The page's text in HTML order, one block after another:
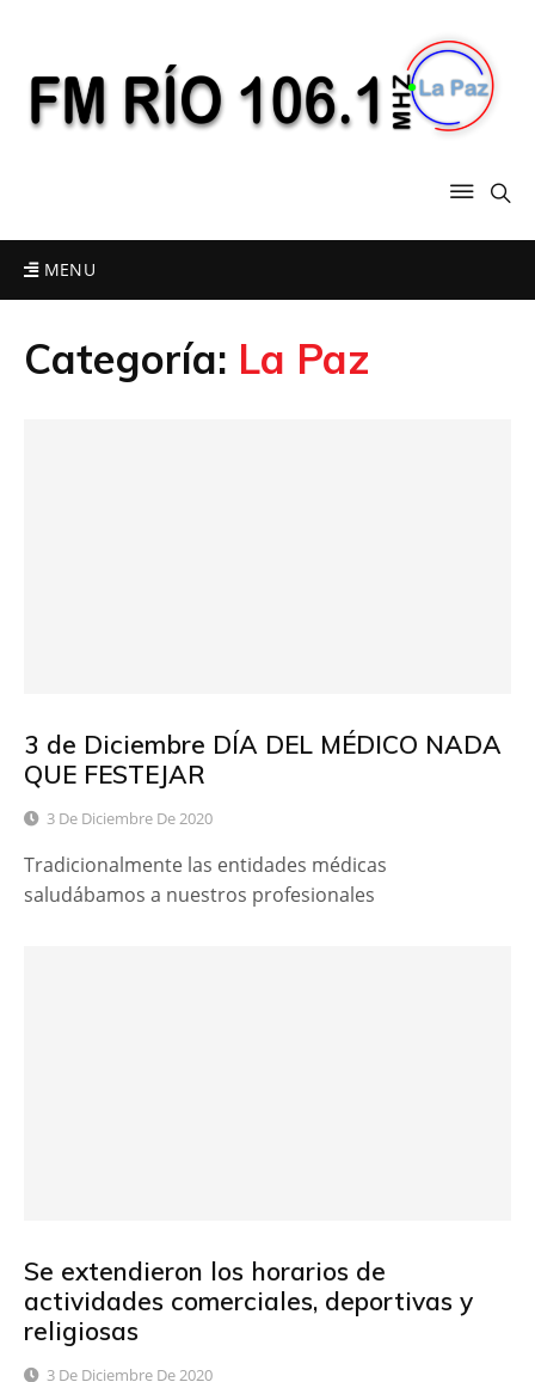
MENU
Categoría: La Paz
3 de Diciembre DÍA DEL MÉDICO NADA
QUE FESTEJAR
3 De Diciembre De 2020
Tradicionalmente las entidades médicas
saludábamos a nuestros profesionales
Se extendieron los horarios de
actividades comerciales, deportivas y
religiosas
3 De Diciembre De 2020